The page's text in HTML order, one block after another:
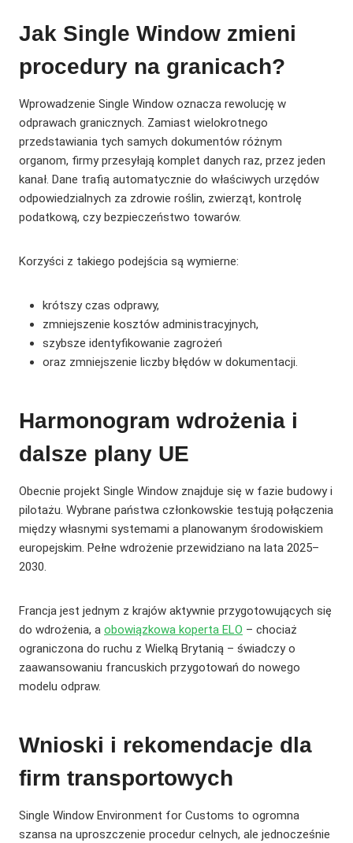
Jak Single Window zmieni
procedury na granicach?
Wprowadzenie Single Window oznacza rewolucję w
odprawach granicznych. Zamiast wielokrotnego
przedstawiania tych samych dokumentów różnym
organom, firmy przesyłają komplet danych raz, przez jeden
kanał. Dane trafią automatycznie do właściwych urzędów
odpowiedzialnych za zdrowie roślin, zwierząt, kontrolę
podatkową, czy bezpieczeństwo towarów.
Korzyści z takiego podejścia są wymierne:
krótszy czas odprawy,
zmniejszenie kosztów administracyjnych,
szybsze identyfikowanie zagrożeń
oraz zmniejszenie liczby błędów w dokumentacji.
Harmonogram wdrożenia i
dalsze plany UE
Obecnie projekt Single Window znajduje się w fazie budowy i
pilotażu. Wybrane państwa członkowskie testują połączenia
między własnymi systemami a planowanym środowiskiem
europejskim. Pełne wdrożenie przewidziano na lata 2025–
2030.
Francja jest jednym z krajów aktywnie przygotowujących się
do wdrożenia, a obowiązkowa koperta ELO – chociaż
ograniczona do ruchu z Wielką Brytanią – świadczy o
zaawansowaniu francuskich przygotowań do nowego
modelu odpraw.
Wnioski i rekomendacje dla
firm transportowych
Single Window Environment for Customs to ogromna
szansa na uproszczenie procedur celnych, ale jednocześnie